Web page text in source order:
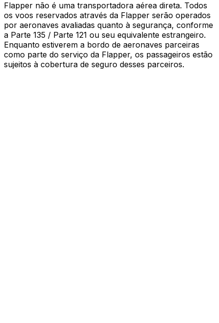
Flapper não é uma transportadora aérea direta. Todos
os voos reservados através da Flapper serão operados
por aeronaves avaliadas quanto à segurança, conforme
a Parte 135 / Parte 121 ou seu equivalente estrangeiro.
Enquanto estiverem a bordo de aeronaves parceiras
como parte do serviço da Flapper, os passageiros estão
sujeitos à cobertura de seguro desses parceiros.